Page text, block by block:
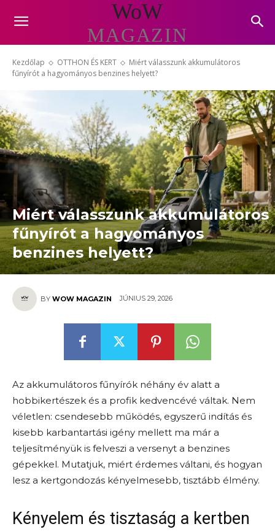
WoW
MAGAZIN
Kezdőlap OTTHON ÉS KERT
Miért válasszunk akkumulátoros
fűnyírót a hagyományos benzines helyett?
Miért válasszunk akkumulátoros
fűnyírót a hagyományos
benzines helyett?
BY WOW MAGAZIN JÚNIUS 29, 2026
Az akkumulátoros fűnyírók néhány év alatt a
hobbikertészek és a profik kedvencévé váltak. Nem
véletlen: csendesebb működés, egyszerű indítás és
kisebb karbantartási igény mellett ma már a
teljesítményük is felveszi a versenyt a benzines
gépekkel. Mutatjuk, miért érdemes váltani, és hogyan
lesz a kertgondozás kényelmesebb, tisztább élmény.
Kényelem és tisztaság a kertben